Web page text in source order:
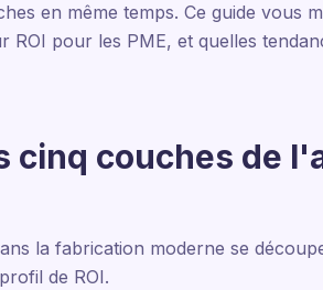
en même temps. Ce guide
ROI pour les PME, et quelles
cinq couches de
la fabrication moderne se
de ROI.